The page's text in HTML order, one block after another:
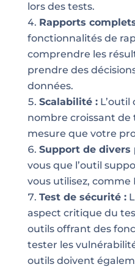
lors des tests.
Rapports
fonctionnalités de
comprendre les
prendre des
données.
Scalabilité :L’outil
nombre croissant de
mesure que votre
Support de divers
vous que l’outil
vous utilisez, comme
Test de sécurité :
aspect critique du
outils offrant des
tester les
outils doivent